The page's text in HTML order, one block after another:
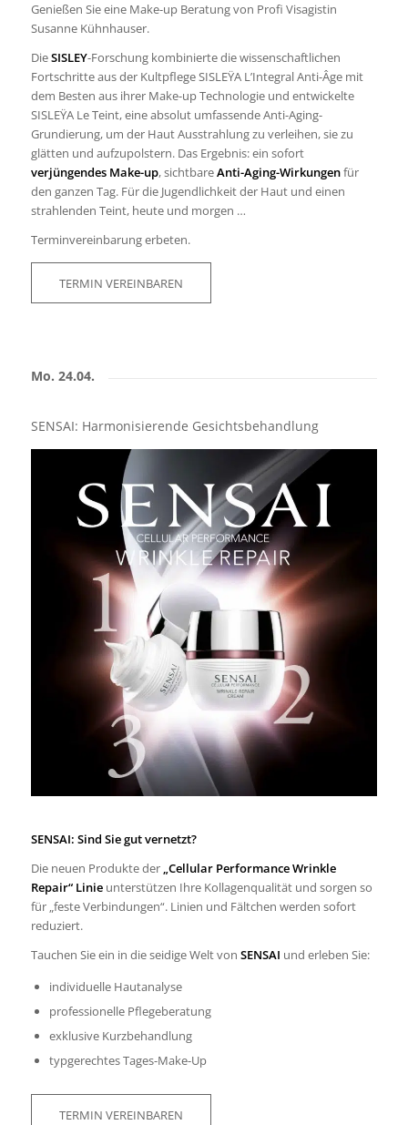
Genießen Sie eine Make-up Beratung von Profi Visagistin
Susanne Kühnhauser.
DieSISLEY-Forschung kombinierte die wissenschaftlichen
Fortschritte aus der Kultpflege SISLEŸA L’Integral Anti-Âge mit
dem Besten aus ihrer Make-up Technologie und entwickelte
SISLEŸA Le Teint, eine absolut umfassende Anti-Aging-
Grundierung, um der Haut Ausstrahlung zu verleihen, sie zu
glätten und aufzupolstern. Das Ergebnis: ein sofort
verjüngendes Make-up, sichtbareAnti-Aging-Wirkungenfür
den ganzen Tag. Für die Jugendlichkeit der Haut und einen
strahlenden Teint, heute und morgen …
Terminvereinbarung erbeten.
TERMIN VEREINBAREN
Mo. 24.04.
SENSAI: Harmonisierende Gesichtsbehandlung
SENSAI: Sind Sie gut vernetzt?
Die neuen Produkte der „Cellular Performance Wrinkle
Repair“ Linieunterstützen Ihre Kollagenqualität und sorgen so
für „feste Verbindungen“. Linien und Fältchen werden sofort
reduziert.
Tauchen Sie ein in die seidige Welt von SENSAI und erleben Sie:
individuelle Hautanalyse
professionelle Pflegeberatung
exklusive Kurzbehandlung
typgerechtes Tages-Make-Up
TERMIN VEREINBAREN